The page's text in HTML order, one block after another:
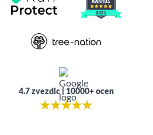
4.7 zvezdic | 10000+ ocen
★★★★★